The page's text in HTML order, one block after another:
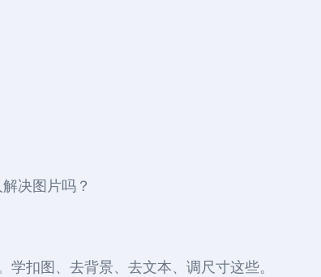
决图片吗？
学扣图、去背景、去文本、调尺寸这些。